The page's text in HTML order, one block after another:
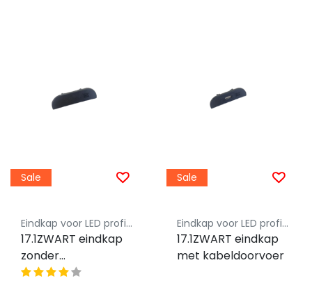
Sale
Eindkap voor LED profiel - Luksus
17.1ZWART eindkap
zonder
kabeldoorvoer
Sale
Eindkap voor LED profiel - Luksus
17.1ZWART eindkap
met kabeldoorvoer